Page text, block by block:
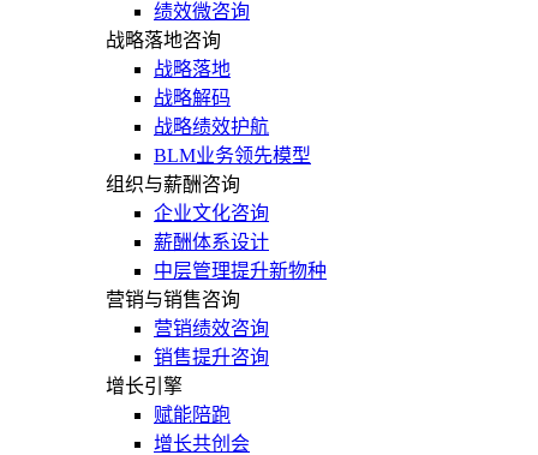
绩效微咨询
战略落地咨询
战略落地
战略解码
战略绩效护航
BLM业务领先模型
组织与薪酬咨询
企业文化咨询
薪酬体系设计
中层管理提升新物种
营销与销售咨询
营销绩效咨询
销售提升咨询
增长引擎
赋能陪跑
增长共创会